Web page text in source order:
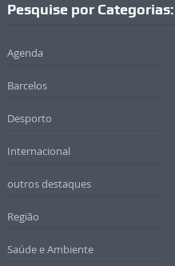
Pesquise por Categorias:
Agenda
Barcelos
Desporto
Internacional
outros destaques
Região
Saúde e Ambiente